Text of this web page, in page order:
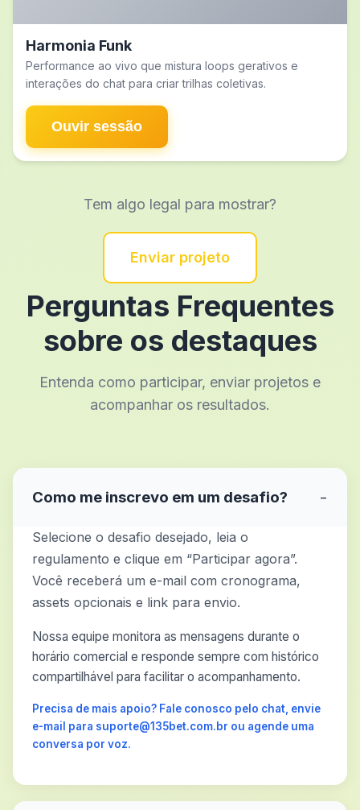
Harmonia Funk
Performance ao vivo que mistura loops gerativos e
interações do chat para criar trilhas coletivas.
Ouvir sessão
Tem algo legal para mostrar?
Enviar projeto
Perguntas Frequentes
sobre os destaques
Entenda como participar, enviar projetos e
acompanhar os resultados.
Como me inscrevo em um desafio? −
Selecione o desafio desejado, leia o
regulamento e clique em “Participar agora”.
Você receberá um e-mail com cronograma,
assets opcionais e link para envio.
Nossa equipe monitora as mensagens durante o
horário comercial e responde sempre com histórico
compartilhável para facilitar o acompanhamento.
Precisa de mais apoio? Fale conosco pelo chat, envie
e-mail para suporte@135bet.com.br ou agende uma
conversa por voz.